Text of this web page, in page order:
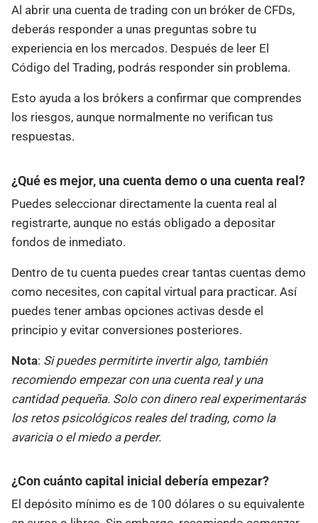
Al abrir una cuenta de trading con un bróker de CFDs,
deberás responder a unas preguntas sobre tu
experiencia en los mercados. Después de leer El
Código del Trading, podrás responder sin problema.
Esto ayuda a los brókers a confirmar que comprendes
los riesgos, aunque normalmente no verifican tus
respuestas.
¿Qué es mejor, una cuenta demo o una cuenta real?
Puedes seleccionar directamente la cuenta real al
registrarte, aunque no estás obligado a depositar
fondos de inmediato.
Dentro de tu cuenta puedes crear tantas cuentas demo
como necesites, con capital virtual para practicar. Así
puedes tener ambas opciones activas desde el
principio y evitar conversiones posteriores.
Nota: Si puedes permitirte invertir algo, también
recomiendo empezar con una cuenta real y una
cantidad pequeña. Solo con dinero real experimentarás
los retos psicológicos reales del trading, como la
avaricia o el miedo a perder.
¿Con cuánto capital inicial debería empezar?
El depósito mínimo es de 100 dólares o su equivalente